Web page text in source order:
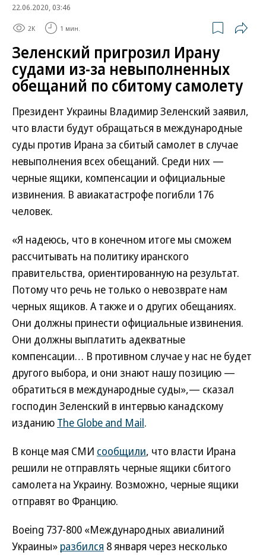
22.06.2020, 03:46
2K 1 мин.
Зеленский пригрозил Ирану
судами из-за невыполненных
обещаний по сбитому самолету
Президент Украины Владимир Зеленский заявил,
что власти будут обращаться в международные
суды против Ирана за сбитый самолет в случае
невыполнения всех обещаний. Среди них —
черные ящики, компенсации и официальные
извинения. В авиакатастрофе погибли 176
человек.
«Я надеюсь, что в конечном итоге мы сможем
рассчитывать на политику иранского
правительства, ориентированную на результат.
Потому что речь не только о невозврате нам
черных ящиков. А также и о других обещаниях.
Они должны принести официальные извинения.
Они должны выплатить адекватные
компенсации… В противном случае у нас не будет
другого выбора, и они знают нашу позицию —
обратиться в международные суды»,— сказал
господин Зеленский в интервью канадскому
изданию The Globe and Mail.
В конце мая СМИ сообщили, что власти Ирана
решили не отправлять черные ящики сбитого
самолета на Украину. Возможно, черные ящики
отправят во Францию.
Boeing 737-800 «Международных авиалиний
Украины» разбился 8 января через несколько